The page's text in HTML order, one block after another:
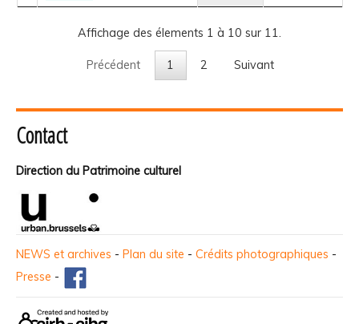
Affichage des élements 1 à 10 sur 11.
Précédent 1 2 Suivant
Contact
Direction du Patrimoine culturel
NEWS et archives - Plan du site - Crédits photographiques -
Presse -